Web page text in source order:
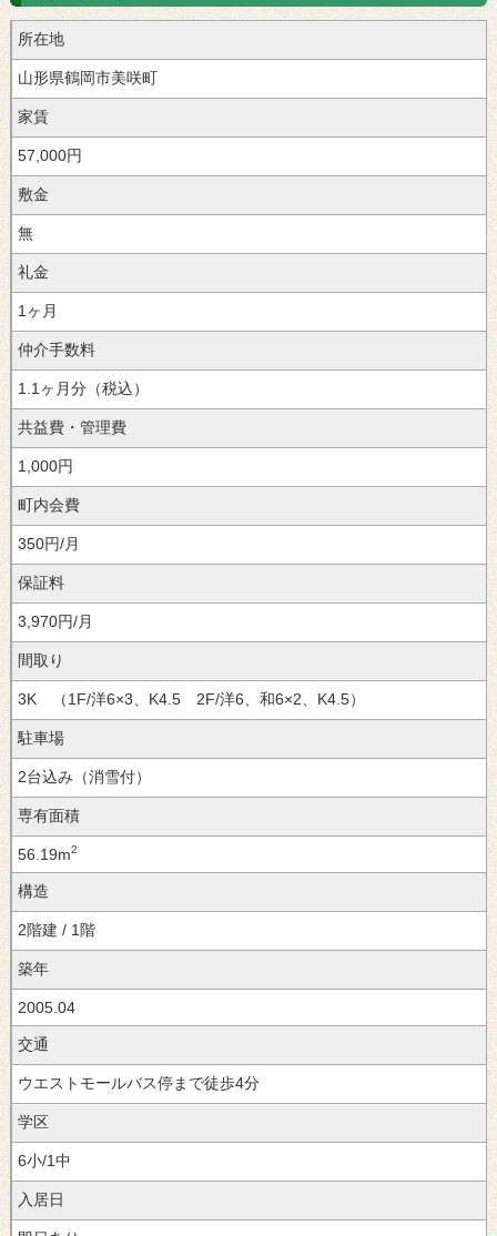
所在地
山形県鶴岡市美咲町
家賃
57,000円
敷金
無
礼金
1ヶ月
仲介手数料
1.1ヶ月分（税込）
共益費・管理費
1,000円
町内会費
350円/月
保証料
3,970円/月
間取り
3K （1F/洋6×3、K4.5 2F/洋6、和6×2、K4.5）
駐車場
2台込み（消雪付）
専有面積
56.19m2
構造
2階建 / 1階
築年
2005.04
交通
ウエストモールバス停まで徒歩4分
学区
6小/1中
入居日